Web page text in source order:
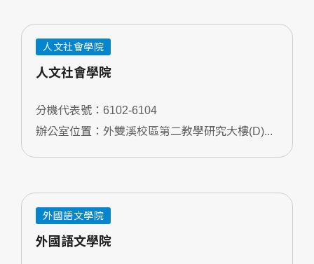
人文社會學院
人文社會學院
分機代表號：6102-6104
辦公室位置：外雙溪校區第二教學研究大樓(D)...
外國語文學院
外國語文學院